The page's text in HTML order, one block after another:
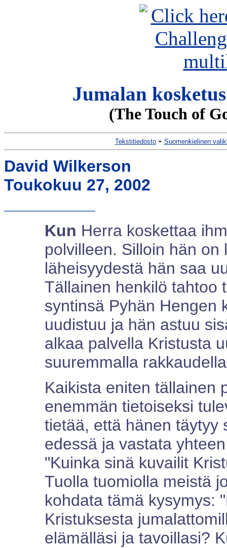
Jumalan
(The Touch of
Tekstitiedosto+ Suomenkielinen
David Wilkerson
Toukokuu 27, 2002
Kun Herra koskettaa
polvilleen. Silloin hän
läheisyydestä hän saa
Tällainen henkilö tahtoo
syntinsä Pyhän Hengen
uudistuu ja hän astuu
alkaa palvella Kristusta
suuremmalla
Kaikista eniten tällainen
enemmän tietoiseksi
tietää, että hänen täytyy
edessä ja vastata
"Kuinka sinä kuvailit
Tuolla tuomiolla meistä
kohdata tämä kysymys:
Kristuksesta
elämälläsi ja tavoillasi?